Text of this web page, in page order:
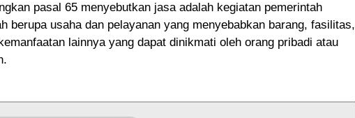
pasal 65 menyebutkan jasa adalah kegiatan pemerintah
berupa usaha dan pelayanan yang menyebabkan barang, fasilitas,
lainnya yang dapat dinikmati oleh orang pribadi atau